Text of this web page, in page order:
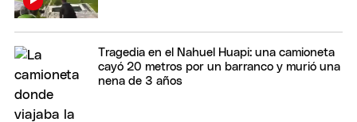
Tragedia en el Nahuel Huapi: una camioneta
cayó 20 metros por un barranco y murió una
nena de 3 años